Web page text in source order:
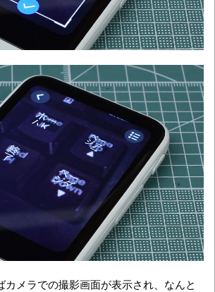
カメラでの撮影画面が表示され、なんと